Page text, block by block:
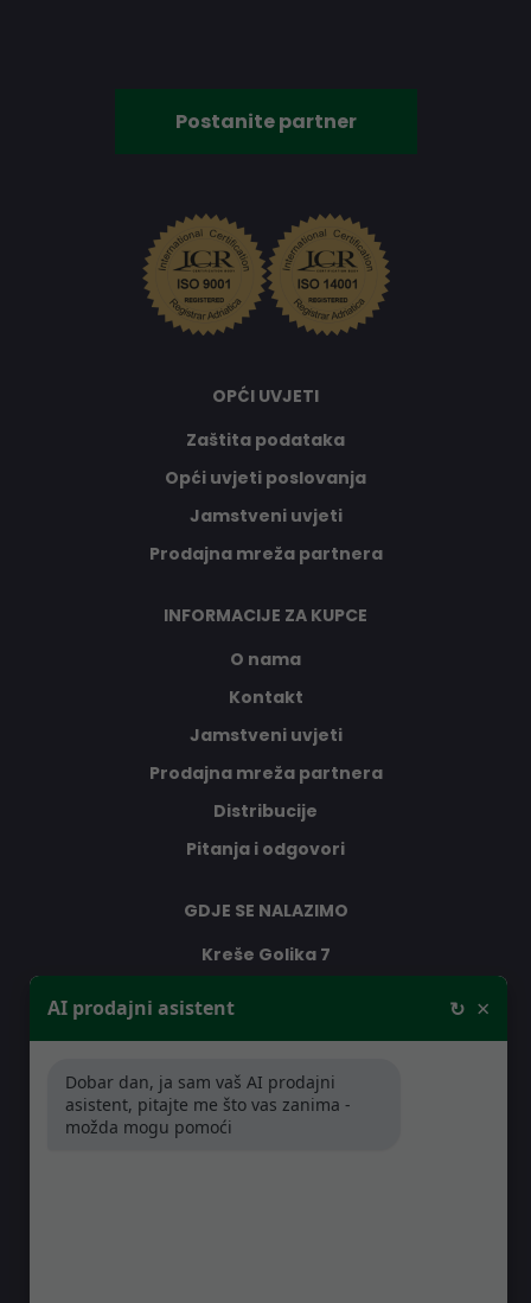
Postanite partner
OPĆI UVJETI
Zaštita podataka
Opći uvjeti poslovanja
Jamstveni uvjeti
Prodajna mreža partnera
INFORMACIJE ZA KUPCE
O nama
Kontakt
Jamstveni uvjeti
Prodajna mreža partnera
Distribucije
Pitanja i odgovori
GDJE SE NALAZIMO
Kreše Golika 7
RADNO VRIJEME
Pon-Čet: 08:30 - 16:30h
AI prodajni asistent ↻ ×
Dobar dan, ja sam vaš AI prodajni
asistent, pitajte me što vas zanima -
možda mogu pomoći